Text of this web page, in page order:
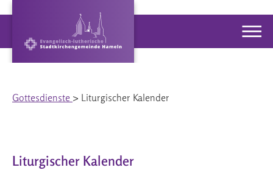
Gottesdienste > Liturgischer Kalender
Liturgischer Kalender